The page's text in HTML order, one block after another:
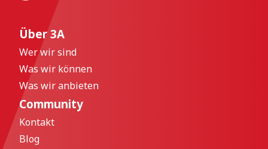
Über 3A
Wer wir sind
Was wir können
Was wir anbieten
Community
Kontakt
Blog